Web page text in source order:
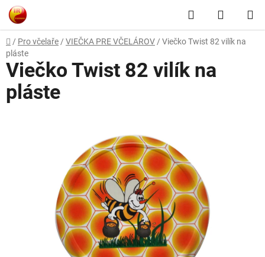
Prejsť
na
obsah
Hľadať
KOŠÍK
Domov
/ Pro včelaře / VIEČKA PRE VČELÁROV / Viečko Twist 82 vilík na
pláste
Viečko Twist 82 vilík na
pláste